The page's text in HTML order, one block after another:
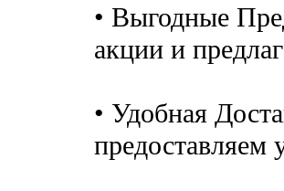
• Выгодные
акции и
• Удобная
предоставляем